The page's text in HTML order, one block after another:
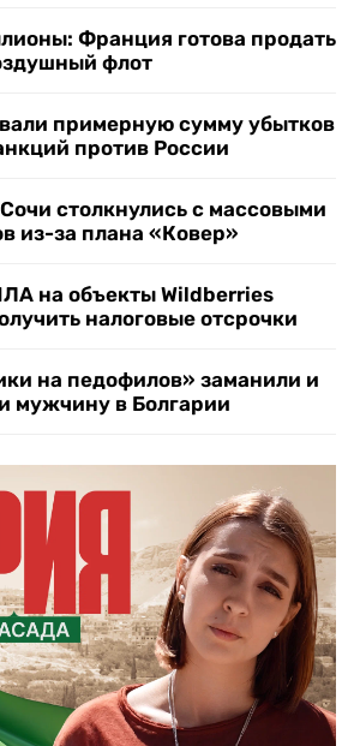
Франция готова продать
флот
примерную сумму убытков
против России
столкнулись с массовыми
из-за плана «Ковер»
на объекты Wildberries
налоговые отсрочки
на педофилов» заманили и
мужчину в Болгарии